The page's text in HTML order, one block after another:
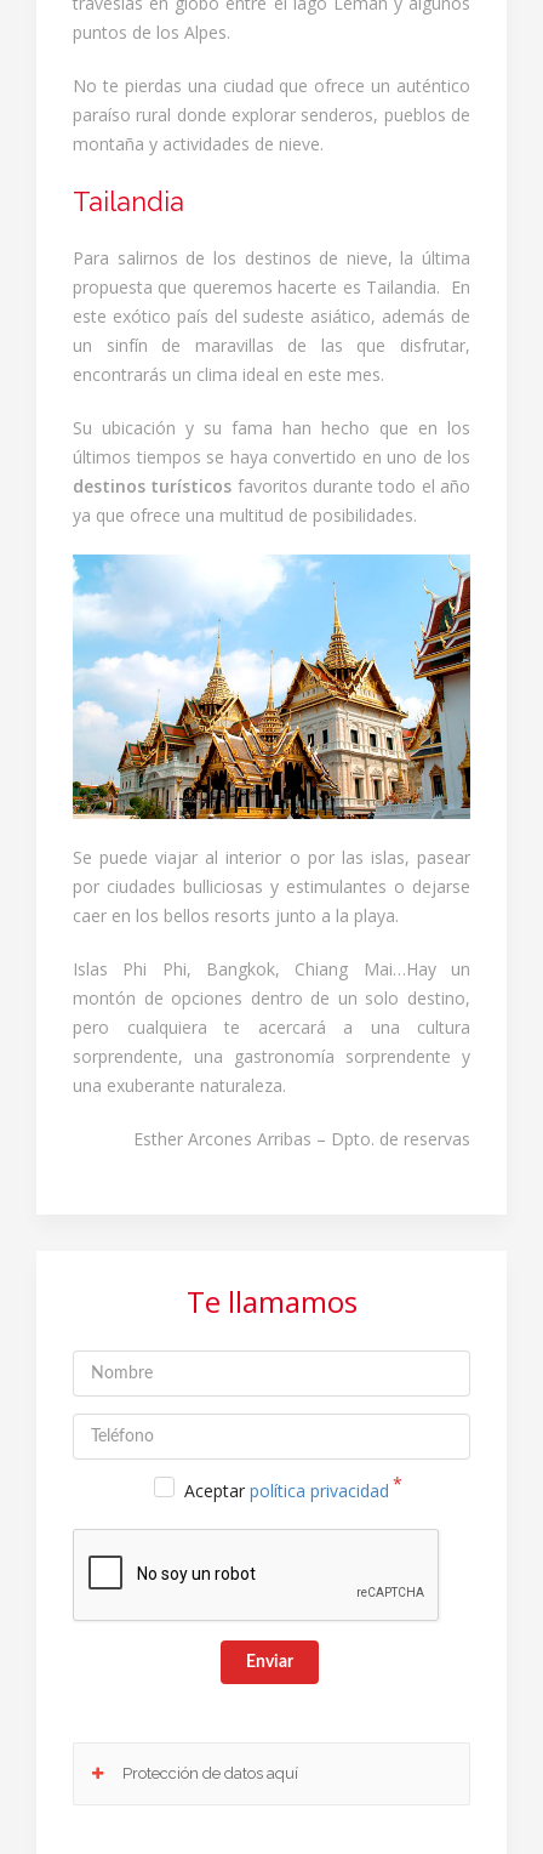
puntos de los Alpes.
No te pierdas una ciudad que ofrece un auténtico
paraíso rural donde explorar senderos, pueblos de
montaña y actividades de nieve.
Tailandia
Para salirnos de los destinos de nieve, la última
propuesta que queremos hacerte es Tailandia. En
este exótico país del sudeste asiático, además de
un sinfín de maravillas de las que disfrutar,
encontrarás un clima ideal en este mes.
Su ubicación y su fama han hecho que en los
últimos tiempos se haya convertido en uno de los
destinos turísticos favoritos durante todo el año
ya que ofrece una multitud de posibilidades.
Se puede viajar al interior o por las islas, pasear
por ciudades bulliciosas y estimulantes o dejarse
caer en los bellos resorts junto a la playa.
Islas Phi Phi, Bangkok, Chiang Mai…Hay un
montón de opciones dentro de un solo destino,
pero cualquiera te acercará a una cultura
sorprendente, una gastronomía sorprendente y
una exuberante naturaleza.
Esther Arcones Arribas – Dpto. de reservas
Te llamamos
Aceptarpolítica privacidad
Enviar
Protección de datos aquí